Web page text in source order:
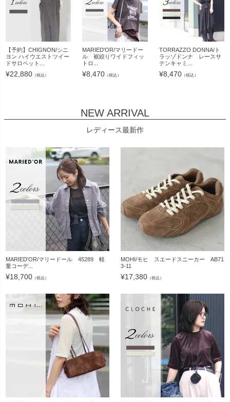
【予約】CHIGNON/シニ
ヨン ハイウエストツイー
ドサロペット...
¥22,880 （税込）
MARIED'OR/マリードー
ル 裾絞りワイドフィッ
トロ...
¥8,470 （税込）
TORRAZZO DONNA/ト
ラッゾドンナ レースサ
テンキャミ...
¥8,470（税込）
NEW ARRIVAL
レディース最新作
MARIED'OR/マリードール 45289 軽
量コーデ...
¥18,700 （税込）
MOHI/モヒ スエードスニーカー AB71
3-11
¥17,380 （税込）